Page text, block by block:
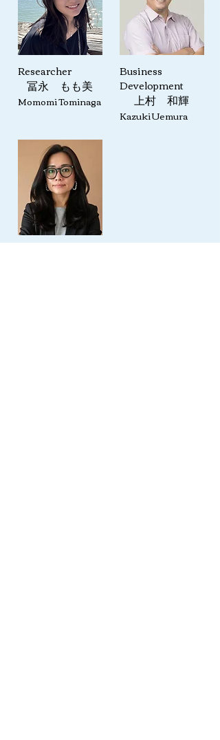
Researcher
​冨永 もも美
Momomi Tominaga
Business
Development
​上村 和輝
Kazuki Uemura